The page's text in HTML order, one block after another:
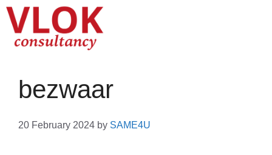
bezwaar
20 February 2024 by SAME4U